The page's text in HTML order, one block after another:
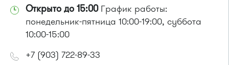
Открыто до 15:00График работы:
понедельник-пятница 10:00-19:00, суббота
10:00-15:00
+7 (903) 722-89-33